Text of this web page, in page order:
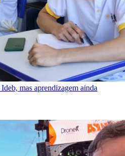
mas aprendizagem ainda